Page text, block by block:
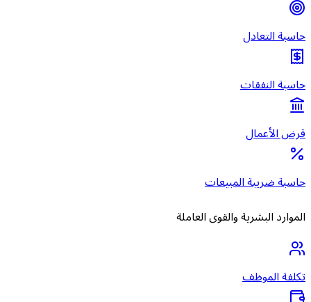
حاسبة التعادل
حاسبة النفقات
قرض الأعمال
حاسبة ضريبة المبيعات
الموارد البشرية والقوى العاملة
تكلفة الموظف